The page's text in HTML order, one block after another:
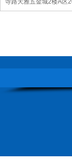
寺路天雅五金城2楼A区